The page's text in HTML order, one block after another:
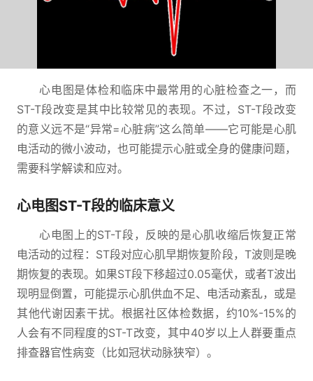
心电图是体检和临床中最常用的心脏检查之一，而
ST-T段改变是其中比较常见的表现。不过，ST-T段改变
的意义远不是“异常=心脏病”这么简单——它可能是心肌
电活动的微小波动，也可能提示心脏或全身的健康问题，
需要科学解读和应对。
心电图ST-T段的临床意义
心电图上的ST-T段，反映的是心肌收缩后恢复正常
电活动的过程：ST段对应心肌早期恢复阶段，T波则是晚
期恢复的表现。如果ST段下移超过0.05毫伏，或者T波出
现明显倒置，可能提示心肌供血不足、电活动紊乱，或是
其他代谢因素干扰。根据社区体检数据，约10%-15%的
人会有不同程度的ST-T改变，其中40岁以上人群要重点
排查器官性病变（比如冠状动脉狭窄）。